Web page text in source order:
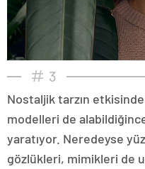
3
Nostaljik tarzın
modelleri de
yaratıyor. Neredeyse
gözlükleri, mimikleri de